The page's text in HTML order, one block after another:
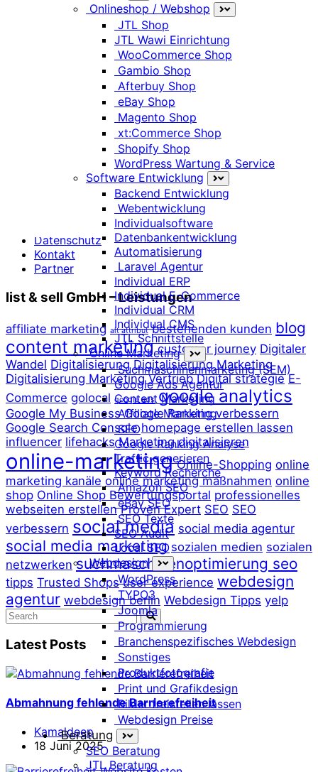
Onlineshop / Webshop
JTL Shop
JTL Wawi Einrichtung
WooCommerce Shop
Gambio Shop
Afterbuy Shop
eBay Shop
Magento Shop
xt:Commerce Shop
Shopify Shop
WordPress Wartung & Service
Software Entwicklung
Backend Entwicklung
Webentwicklung
Individualsoftware
Datenbankentwicklung
Automatisierung
Laravel Agentur
Individual ERP
Individual E-Commerce
Individual CRM
Individual CMS
JTL Schnittstelle
Online Marketing
Suchmaschinenmarketing (SEM)
Google Ads Agentur
Content Marketing
Affiliate Marketing
SEO
Google Ranking Analyse
Traffic generieren
Keyword Recherche
Amazon SEO
eBay SEO
SEO Texte
SEO Audit
Local SEO
Webdesign
WordPress
TYPO3
Joomla
Programmierung
Branchenspezifisches Webdesign
Sonstiges
Produktfotografie
Print und Grafikdesign
Bilder freistellen lassen
Webdesign Preise
Beratung
SEO Beratung
JTL Beratung
Job anlegen
[submit_job_form]
Quicklinks
Datenschutz
Kontakt
Partner
list & sell GmbH – Leistungen
affiliate marketing alt attribut bestehenden kunden blog
content marketing customer journey Digitaler
Wandel Digitalisierung Digitalisierung Marketing
Digitalisierung Marketing Vertrieb Digital strategie E-
Commerce golocal google ads google analytics
Google My Business Google Ranking verbessern
Google Search Console homepage erstellen lassen
influencer lifehacks Marketing digitalisieren
online-marketing Online-Shopping online
marketing kanäle online marketing maßnahmen online
shop Online Shop Bewertungsportal professionelles
webseiten erstellen Proven Expert SEO SEO
verbessern social media social media agentur
social media marketing sozialen medien sozialen
netzwerken suchmaschinenoptimierung seo
tipps Trusted Shops user experience webdesign
agentur webdesign berlin Webdesign Tipps yelp
Latest Posts
Abmahnung fehlende Barrierefreiheit
Kamaldeep
18 Juni 2025